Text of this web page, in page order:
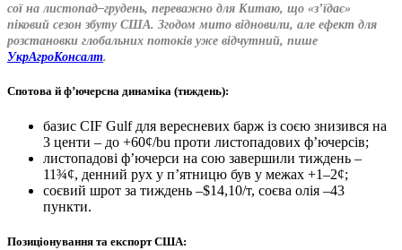
сої на листопад–грудень, переважно для Китаю, що «з’їдає»
піковий сезон збуту США. Згодом мито відновили, але ефект для
розстановки глобальних потоків уже відчутний, пише
УкрАгроКонсалт.
Спотова й ф’ючерсна динаміка (тиждень):
базис CIF Gulf для вересневих барж із соєю знизився на
3 центи – до +60¢/bu проти листопадових ф’ючерсів;
листопадові ф’ючерси на сою завершили тиждень –
11¾¢, денний рух у п’ятницю був у межах +1–2¢;
соєвий шрот за тиждень –$14,10/т, соєва олія –43
пункти.
Позиціонування та експорт США: